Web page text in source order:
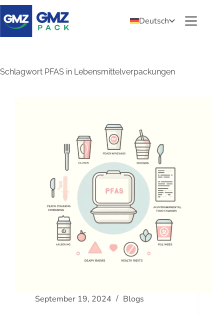
Deutsch
Schlagwort PFAS in Lebensmittelverpackungen
September 19, 2024 Blogs